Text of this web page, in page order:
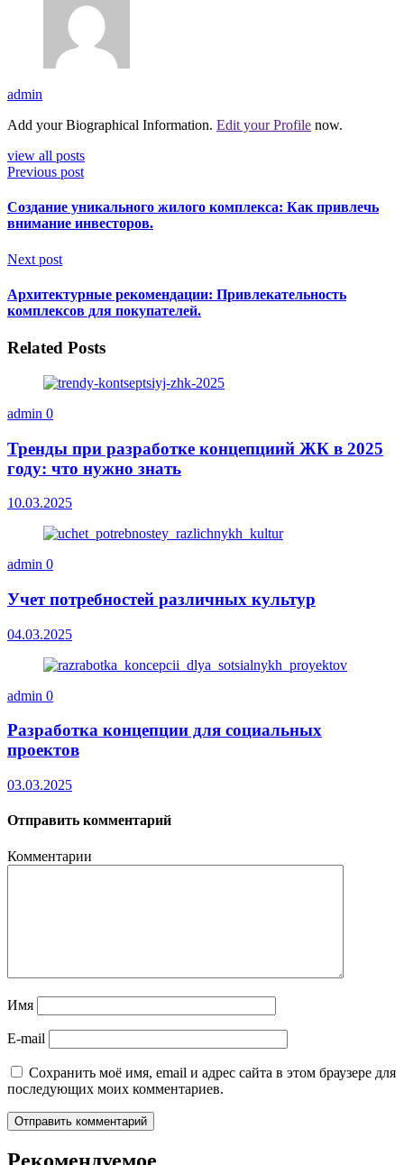
admin
Add your Biographical Information. Edit your Profile now.
view all posts
Previous post
Создание уникального жилого комплекса: Как привлечь
внимание инвесторов.
Next post
Архитектурные рекомендации: Привлекательность
комплексов для покупателей.
Related Posts
admin 0
Тренды при разработке концепциий ЖК в 2025
году: что нужно знать
10.03.2025
admin 0
Учет потребностей различных культур
04.03.2025
admin 0
Разработка концепции для социальных
проектов
03.03.2025
Отправить комментарий
Комментарии
Имя
E-mail
Сохранить моё имя, email и адрес сайта в этом браузере для
последующих моих комментариев.
Рекомендуемое